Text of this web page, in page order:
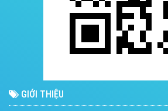
GIỚI THIỆU